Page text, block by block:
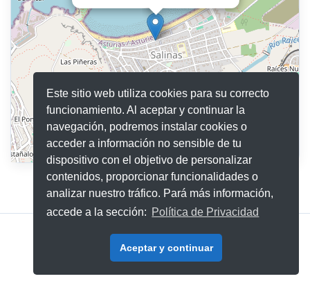
Este sitio web utiliza cookies para su correcto
funcionamiento. Al aceptar y continuar la
navegación, podremos instalar cookies o
acceder a información no sensible de tu
dispositivo con el objetivo de personalizar
contenidos, proporcionar funcionalidades o
analizar nuestro tráfico. Pará más información,
accede a la sección: Política de Privacidad
Aceptar y continuar
Leaflet |© OpenStreetMapcontributors
Aviso Legal|Política de Privacidad
© 2026 - 321Go Eventos S.L.